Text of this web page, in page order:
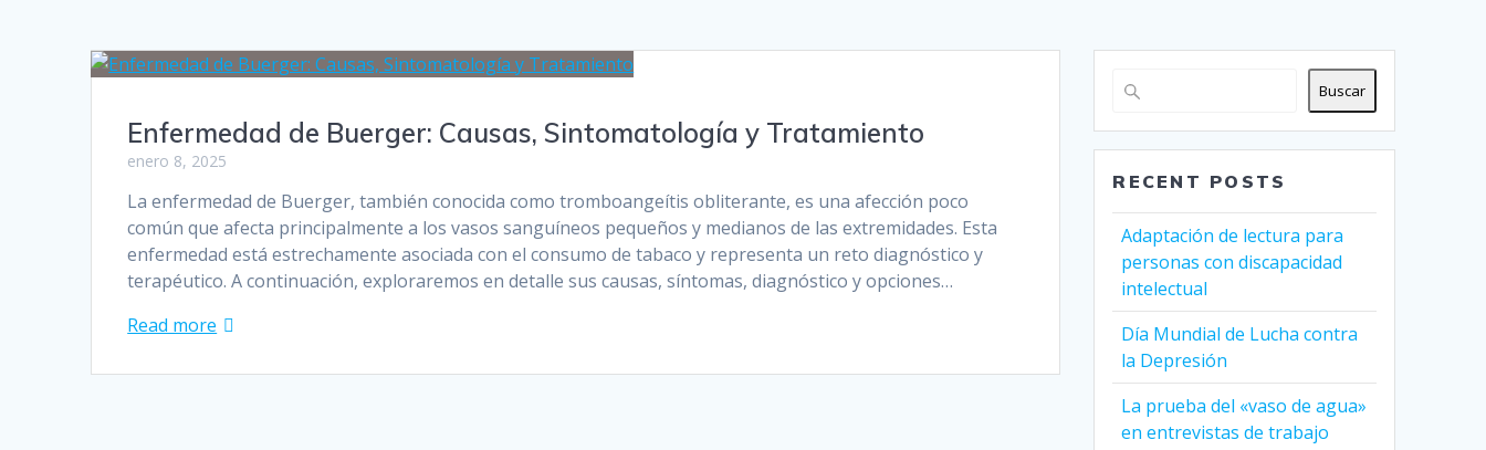
Enfermedad de Buerger: Causas, Sintomatología y Tratamiento
enero 8, 2025
La enfermedad de Buerger, también conocida como tromboangeítis obliterante, es una afección poco
común que afecta principalmente a los vasos sanguíneos pequeños y medianos de las extremidades. Esta
enfermedad está estrechamente asociada con el consumo de tabaco y representa un reto diagnóstico y
terapéutico. A continuación, exploraremos en detalle sus causas, síntomas, diagnóstico y opciones…
Read more
Buscar
RECENT POSTS
Adaptación de lectura para
personas con discapacidad
intelectual
Día Mundial de Lucha contra
la Depresión
La prueba del «vaso de agua»
en entrevistas de trabajo